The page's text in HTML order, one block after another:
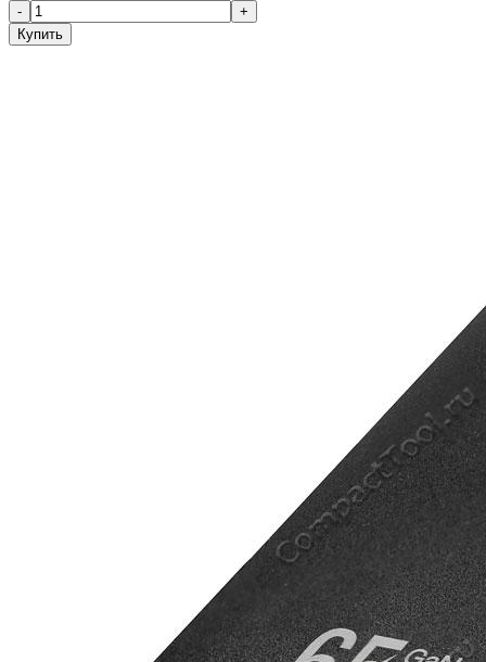
-
+
Купить